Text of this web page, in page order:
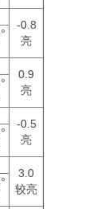
-0.8
亮
0.9
亮
-0.5
亮
3.0
较亮